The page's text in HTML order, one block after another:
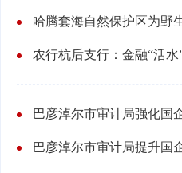
农行杭后支行：金融“活水